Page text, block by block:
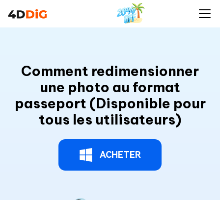
Comment redimensionner
une photo au format
passeport (Disponible pour
tous les utilisateurs)
ACHETER